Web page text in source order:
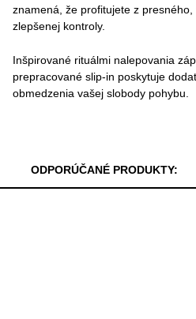
znamená, že profitujete z
zlepšenej kontroly.
Inšpirované rituálmi nalepovania
prepracované slip-in poskytuje
obmedzenia vašej slobody pohybu.
ODPORÚČANÉ PRODUKTY: